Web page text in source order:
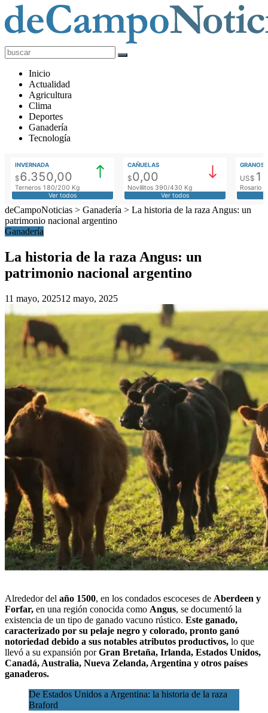
deCampoNoticias
Actualidad
Agropecuaria
Inicio
Actualidad
Agricultura
Clima
Deportes
Ganadería
Tecnología
INVERNADA
$6.350,00
Terneros 180/200 Kg
Ver todos
CAÑUELAS
$0,00
Novillitos 390/430 Kg
Ver todos
GRANOS
US$
Rosario
deCampoNoticias > Ganadería > La historia de la raza Angus: un
patrimonio nacional argentino
Ganadería
La historia de la raza Angus: un
patrimonio nacional argentino
11 mayo, 202512 mayo, 2025
Alrededor del año 1500, en los condados escoceses de Aberdeen y
Forfar, en una región conocida como Angus, se documentó la
existencia de un tipo de ganado vacuno rústico. Este ganado,
caracterizado por su pelaje negro y colorado, pronto ganó
notoriedad debido a sus notables atributos productivos, lo que
llevó a su expansión porGran Bretaña, Irlanda, Estados Unidos,
Canadá, Australia, Nueva Zelanda, Argentina y otros países
ganaderos.
De Estados Unidos a Argentina: la historia de la raza
Braford